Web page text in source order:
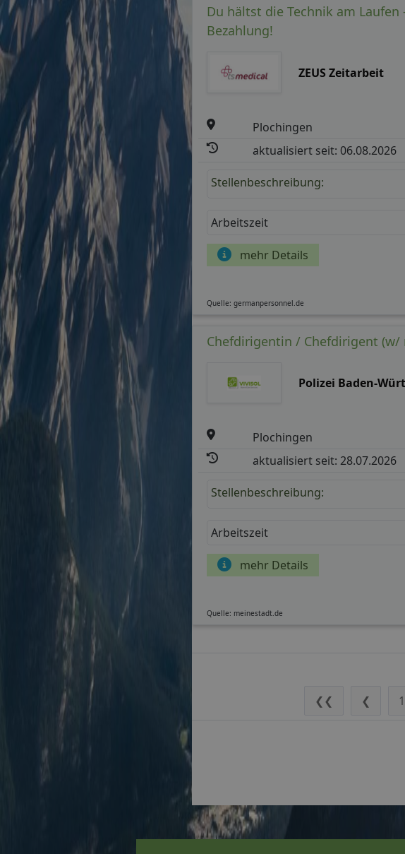
Du hältst die Technik am
Bezahlung!
ZEUS Zeitarbeit
Plochingen
aktualisiert seit: 06.08.2026
Stellenbeschreibung:
Arbeitszeit
mehr Details
Quelle: germanpersonnel.de
Chefdirigentin / Chefdirigent (w/
Polizei Baden-
Plochingen
aktualisiert seit: 28.07.2026
Stellenbeschreibung:
Arbeitszeit
mehr Details
Quelle: meinestadt.de
❮❮ ❮ 1